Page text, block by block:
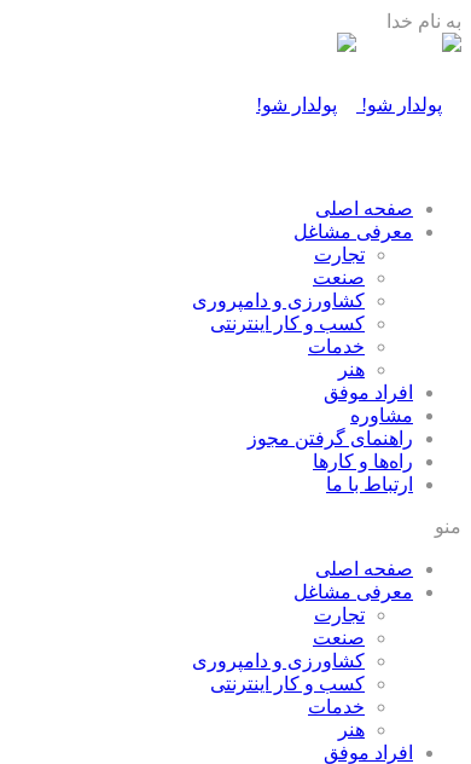
به نام خدا
صفحه اصلی
معرفی مشاغل
تجارت
صنعت
كشاورزی و دامپروری
كسب و كار اينترنتی
خدمات
هنر
افراد موفق
مشاوره
راهنمای گرفتن مجوز
راه‌ها و كارها
ارتباط با ما
منو
صفحه اصلی
معرفی مشاغل
تجارت
صنعت
كشاورزی و دامپروری
كسب و كار اينترنتی
خدمات
هنر
افراد موفق